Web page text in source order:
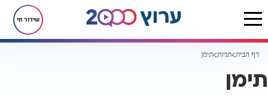
שידור חי
דף הבית תגיות תימן
תימן